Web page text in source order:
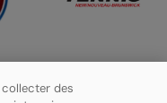
des